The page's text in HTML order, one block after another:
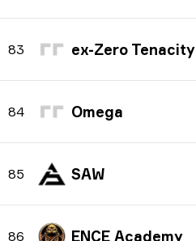
83 ex-Zero Tenacity
84 Omega
85 SAW
86 ENCE Academy